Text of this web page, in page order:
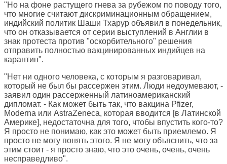
"Но на фоне растущего гнева за рубежом по поводу того,
что многие считают дискриминационным обращением,
индийский политик Шаши Тхарур объявил в понедельник,
что он отказывается от серии выступлений в Англии в
знак протеста против "оскорбительного" решения
отправить полностью вакцинированных индийцев на
карантин".
"Нет ни одного человека, с которым я разговаривал,
который не был бы рассержен этим. Люди недоумевают, -
заявил один рассерженный латиноамериканский
дипломат. - Как может быть так, что вакцина Pfizer,
Moderna или AstraZeneca, которая вводится [в Латинской
Америке], недостаточна для того, чтобы впустить кого-то?
Я просто не понимаю, как это может быть приемлемо. Я
просто не могу понять этого. Я не могу объяснить, что за
этим стоит - я просто знаю, что это очень, очень, очень
несправедливо".